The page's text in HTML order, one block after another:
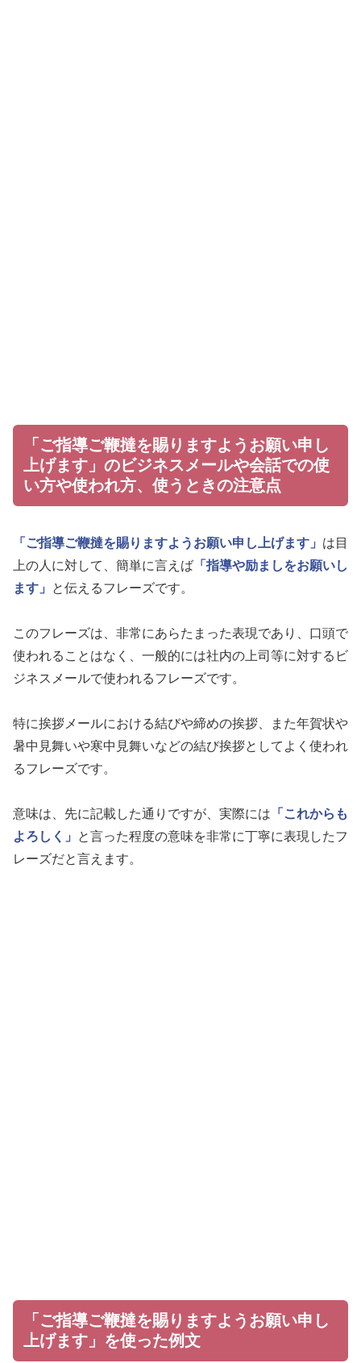
「ご指導ご鞭撻を賜りますようお願い申し
上げます」のビジネスメールや会話での使
い方や使われ方、使うときの注意点
「ご指導ご鞭撻を賜りますようお願い申し上げます」 は目
上の人に対して、簡単に言えば 「指導や励ましをお願いし
ます」
と伝えるフレーズです。
このフレーズは、非常にあらたまった表現であり、口頭で
使われることはなく、一般的には社内の上司等に対するビ
ジネスメールで使われるフレーズです。
特に挨拶メールにおける結びや締めの挨拶、また年賀状や
暑中見舞いや寒中見舞いなどの結び挨拶としてよく使われ
るフレーズです。
意味は、先に記載した通りですが、実際には 「これからも
よろしく」
と言った程度の意味を非常に丁寧に表現したフ
レーズだと言えます。
「ご指導ご鞭撻を賜りますようお願い申し
上げます」を使った例文